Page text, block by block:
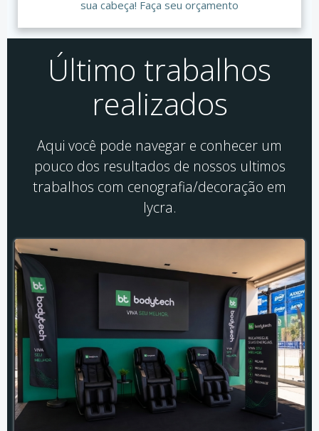
sua cabeça! Faça seu orçamento
Último trabalhos
realizados
Aqui você pode navegar e conhecer um
pouco dos resultados de nossos ultimos
trabalhos com cenografia/decoração em
lycra.